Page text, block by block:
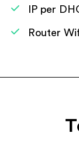
IP per
Router